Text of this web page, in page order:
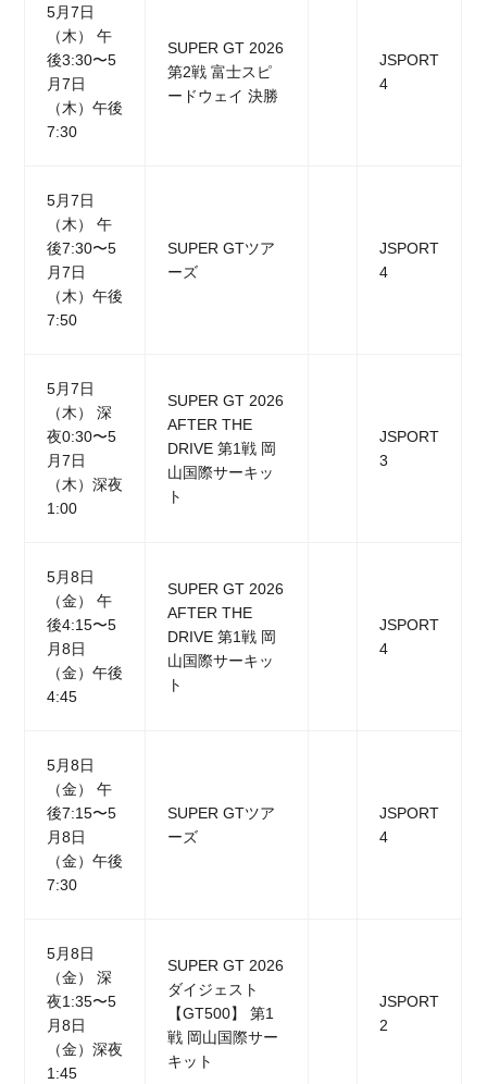
5月7日
（木） 午
後3:30〜5
月7日
（木）午後
7:30
SUPER GT 2026
第2戦 富士スピ
ードウェイ 決勝
JSPORT
4
5月7日
（木） 午
後7:30〜5
月7日
（木）午後
7:50
SUPER GTツア
ーズ
JSPORT
4
5月7日
（木） 深
夜0:30〜5
月7日
（木）深夜
1:00
SUPER GT 2026
AFTER THE
DRIVE 第1戦 岡
山国際サーキッ
ト
JSPORT
3
5月8日
（金） 午
後4:15〜5
月8日
（金）午後
4:45
SUPER GT 2026
AFTER THE
DRIVE 第1戦 岡
山国際サーキッ
ト
JSPORT
4
5月8日
（金） 午
後7:15〜5
月8日
（金）午後
7:30
SUPER GTツア
ーズ
JSPORT
4
5月8日
（金） 深
夜1:35〜5
月8日
（金）深夜
1:45
SUPER GT 2026
ダイジェスト
【GT500】 第1
戦 岡山国際サー
キット
JSPORT
2